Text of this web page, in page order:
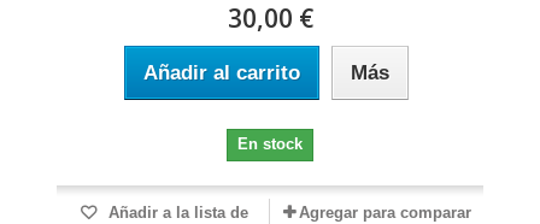
30,00 €
Añadir al carrito Más
En stock
Añadir a la lista de
Agregar para comparar